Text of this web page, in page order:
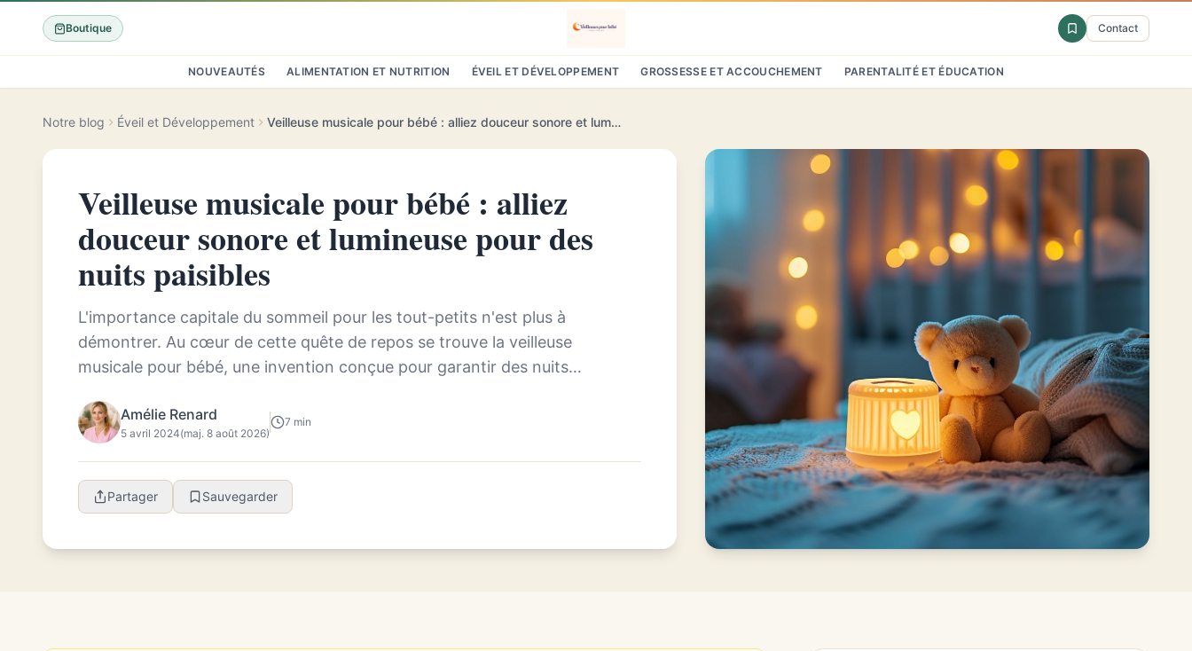
Boutique Contact
NOUVEAUTÉS ALIMENTATION ET NUTRITION ÉVEIL ET DÉVELOPPEMENT GROSSESSE ET ACCOUCHEMENT PARENTALITÉ ET ÉDUCATION
Notre blog Éveil et Développement Veilleuse musicale pour bébé : alliez douceur sonore et lumineuse pour des nuits paisibles
Veilleuse musicale pour bébé : alliez
douceur sonore et lumineuse pour des
nuits paisibles
L'importance capitale du sommeil pour les tout-petits n'est plus à
démontrer. Au cœur de cette quête de repos se trouve la veilleuse
musicale pour bébé, une invention conçue pour garantir des nuits
Amélie Renard
5 avril 2024(maj. 8 août 2026)
7 min
Partager Sauvegarder